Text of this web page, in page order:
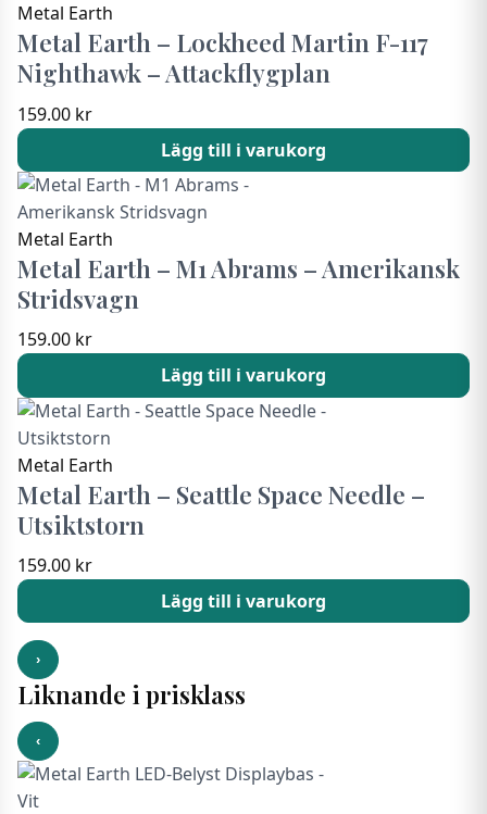
Metal Earth
Metal Earth – Lockheed Martin F-117
Nighthawk – Attackflygplan
159.00 kr
Lägg till i varukorg
Metal Earth
Metal Earth – M1 Abrams – Amerikansk
Stridsvagn
159.00 kr
Lägg till i varukorg
Metal Earth
Metal Earth – Seattle Space Needle –
Utsiktstorn
159.00 kr
Lägg till i varukorg
›
Liknande i prisklass
‹